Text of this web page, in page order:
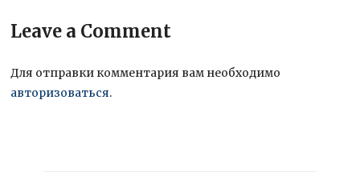
Leave a Comment
Для отправки комментария вам необходимо
авторизоваться.